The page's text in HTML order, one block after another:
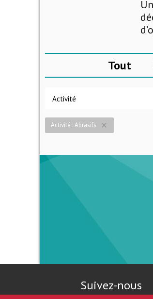
Tout
Activité
Activité : Abrasifs close
Suivez-nous